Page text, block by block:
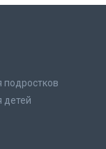
подростков
детей